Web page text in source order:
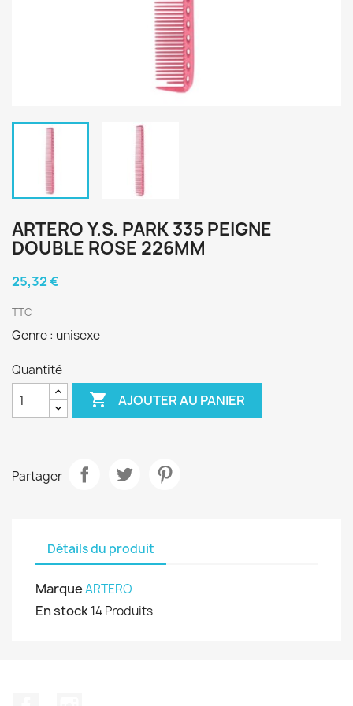
ARTERO Y.S. PARK 335 PEIGNE
DOUBLE ROSE 226MM
25,32 €
TTC
Genre : unisexe
Quantité
 AJOUTER AU PANIER
Partager
Détails du produit
MarqueARTERO
En stock14 Produits